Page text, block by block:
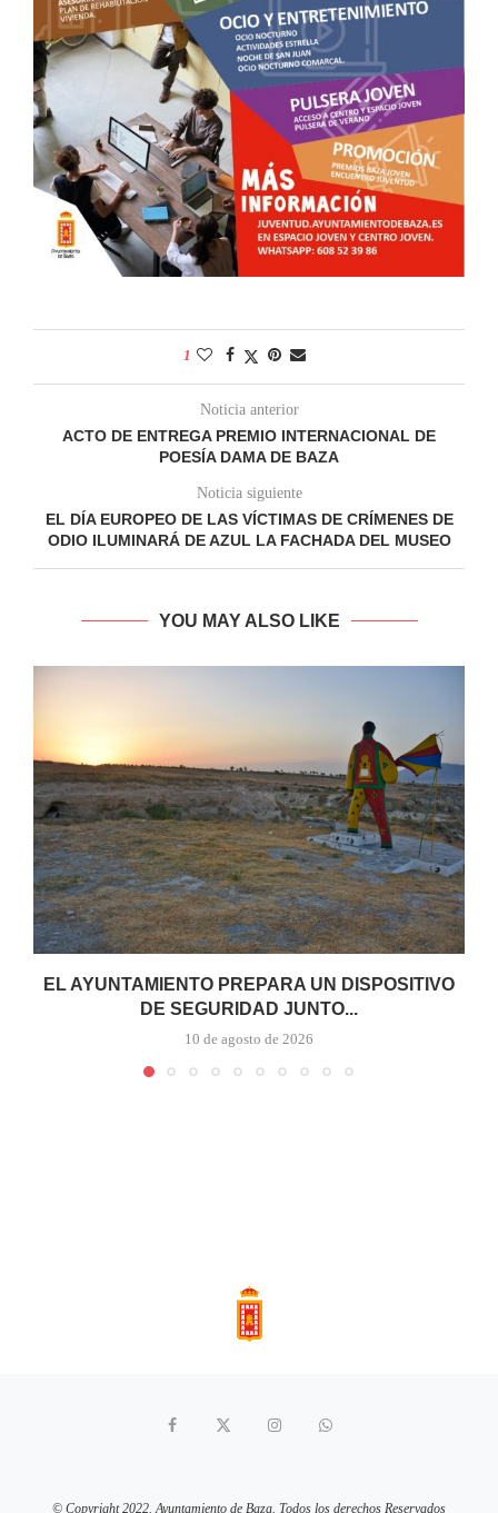
1
Noticia anterior
ACTO DE ENTREGA PREMIO INTERNACIONAL DE
POESÍA DAMA DE BAZA
Noticia siguiente
EL DÍA EUROPEO DE LAS VÍCTIMAS DE CRÍMENES DE
ODIO ILUMINARÁ DE AZUL LA FACHADA DEL MUSEO
YOU MAY ALSO LIKE
EL AYUNTAMIENTO PREPARA UN DISPOSITIVO
DE SEGURIDAD JUNTO...
10 de agosto de 2026
© Copyright 2022. Ayuntamiento de Baza. Todos los derechos Reservados